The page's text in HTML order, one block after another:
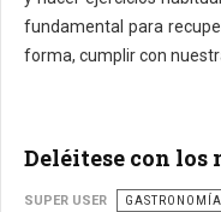
fundamental para
forma, cumplir con
Deléitese con los
SUPER USER GASTRONOMÍA